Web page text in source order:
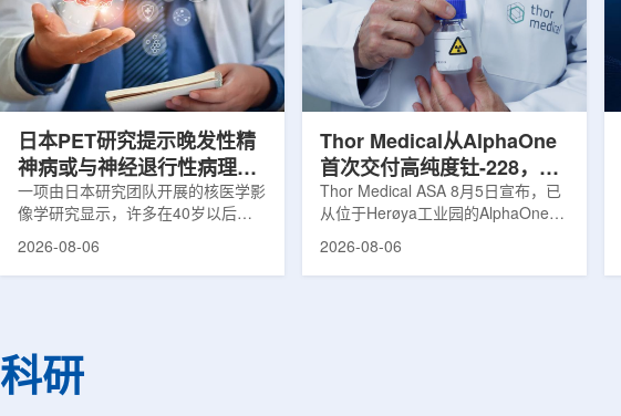
制定服务，并开始争取国家拨款。不
过，韩国保健福祉部回复称，难以单
独为蔚山市提供大型项目资金。此
前，蔚山市曾计划通过建设质子治疗
中心，构建癌症患者可在区域内完成
特，是美国能源部反应堆试点计划下
首个在私人土地上实现临界的反应
堆。根据奥克洛介绍，该设施从未开
发土地起步建设，完成了土建开挖、
工程建设、组件制造或采购、燃料配
日本PET研究提示晚发性精
神病或与神经退行性病理相
关
一项由日本研究团队开展的核医学影
像学研究显示，许多在40岁以后首
次出现幻觉、妄想等精神病性症状的
踪剂^11C-PiB，以及tau蛋白PET示
踪剂^18F-florzolotau，对受试者大
2026-08-06
Thor Medical从AlphaOne
首次交付高纯度钍-228，商
业供货启动
Thor Medical ASA 8月5日宣布，已
从位于Herøya工业园的AlphaOne生
产设施完成首批高纯度钍-228(Th-
2026-08-06
科研